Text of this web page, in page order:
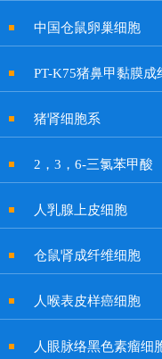
中国仓鼠卵巢细胞
猪肾细胞系
2，3，6-三氯苯甲酸
人乳腺上皮细胞
仓鼠肾成纤维细胞
人喉表皮样癌细胞
人眼脉络黑色素瘤细